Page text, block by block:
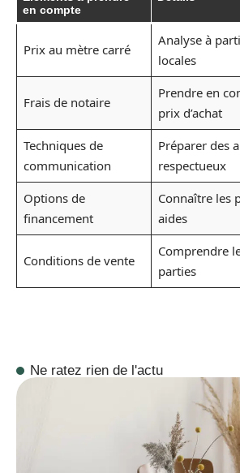
en compte
Prix au mètre carré
Analyse à
locales
Frais de notaire
Prendre en
prix d’achat
Techniques de
communication
Préparer des
respectueux
Options de
financement
Connaître les
aides
Conditions de vente
Comprendre
parties
Ne ratez rien de l'actu